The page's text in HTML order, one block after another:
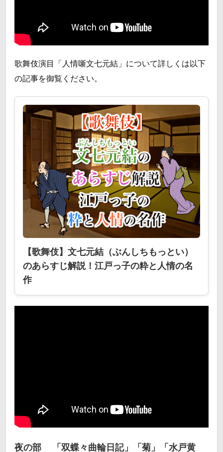
歌舞伎演目「人情噺文七元結」について詳しくは以下
の記事を御覧ください。
【歌舞伎】文七元結（ぶんしちもっとい）
のあらすじ解説！江戸っ子の粋と人情の名
作
夜の部 「双蝶々曲輪日記」「菊」「水戸黄